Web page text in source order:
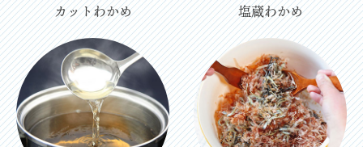
カットわかめ 塩蔵わかめ